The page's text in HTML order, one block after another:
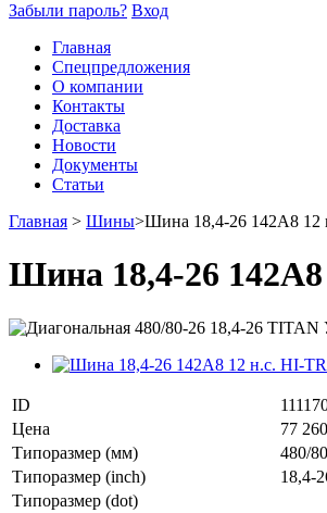
Забыли пароль? Вход
Главная
Спецпредложения
О компании
Контакты
Доставка
Новости
Документы
Статьи
Главная > Шины>Шина 18,4-26 142A8
Шина 18,4-26
ID
Цена
77
Типоразмер (мм)
480/
Типоразмер (inch)
18,4-
Типоразмер (dot)